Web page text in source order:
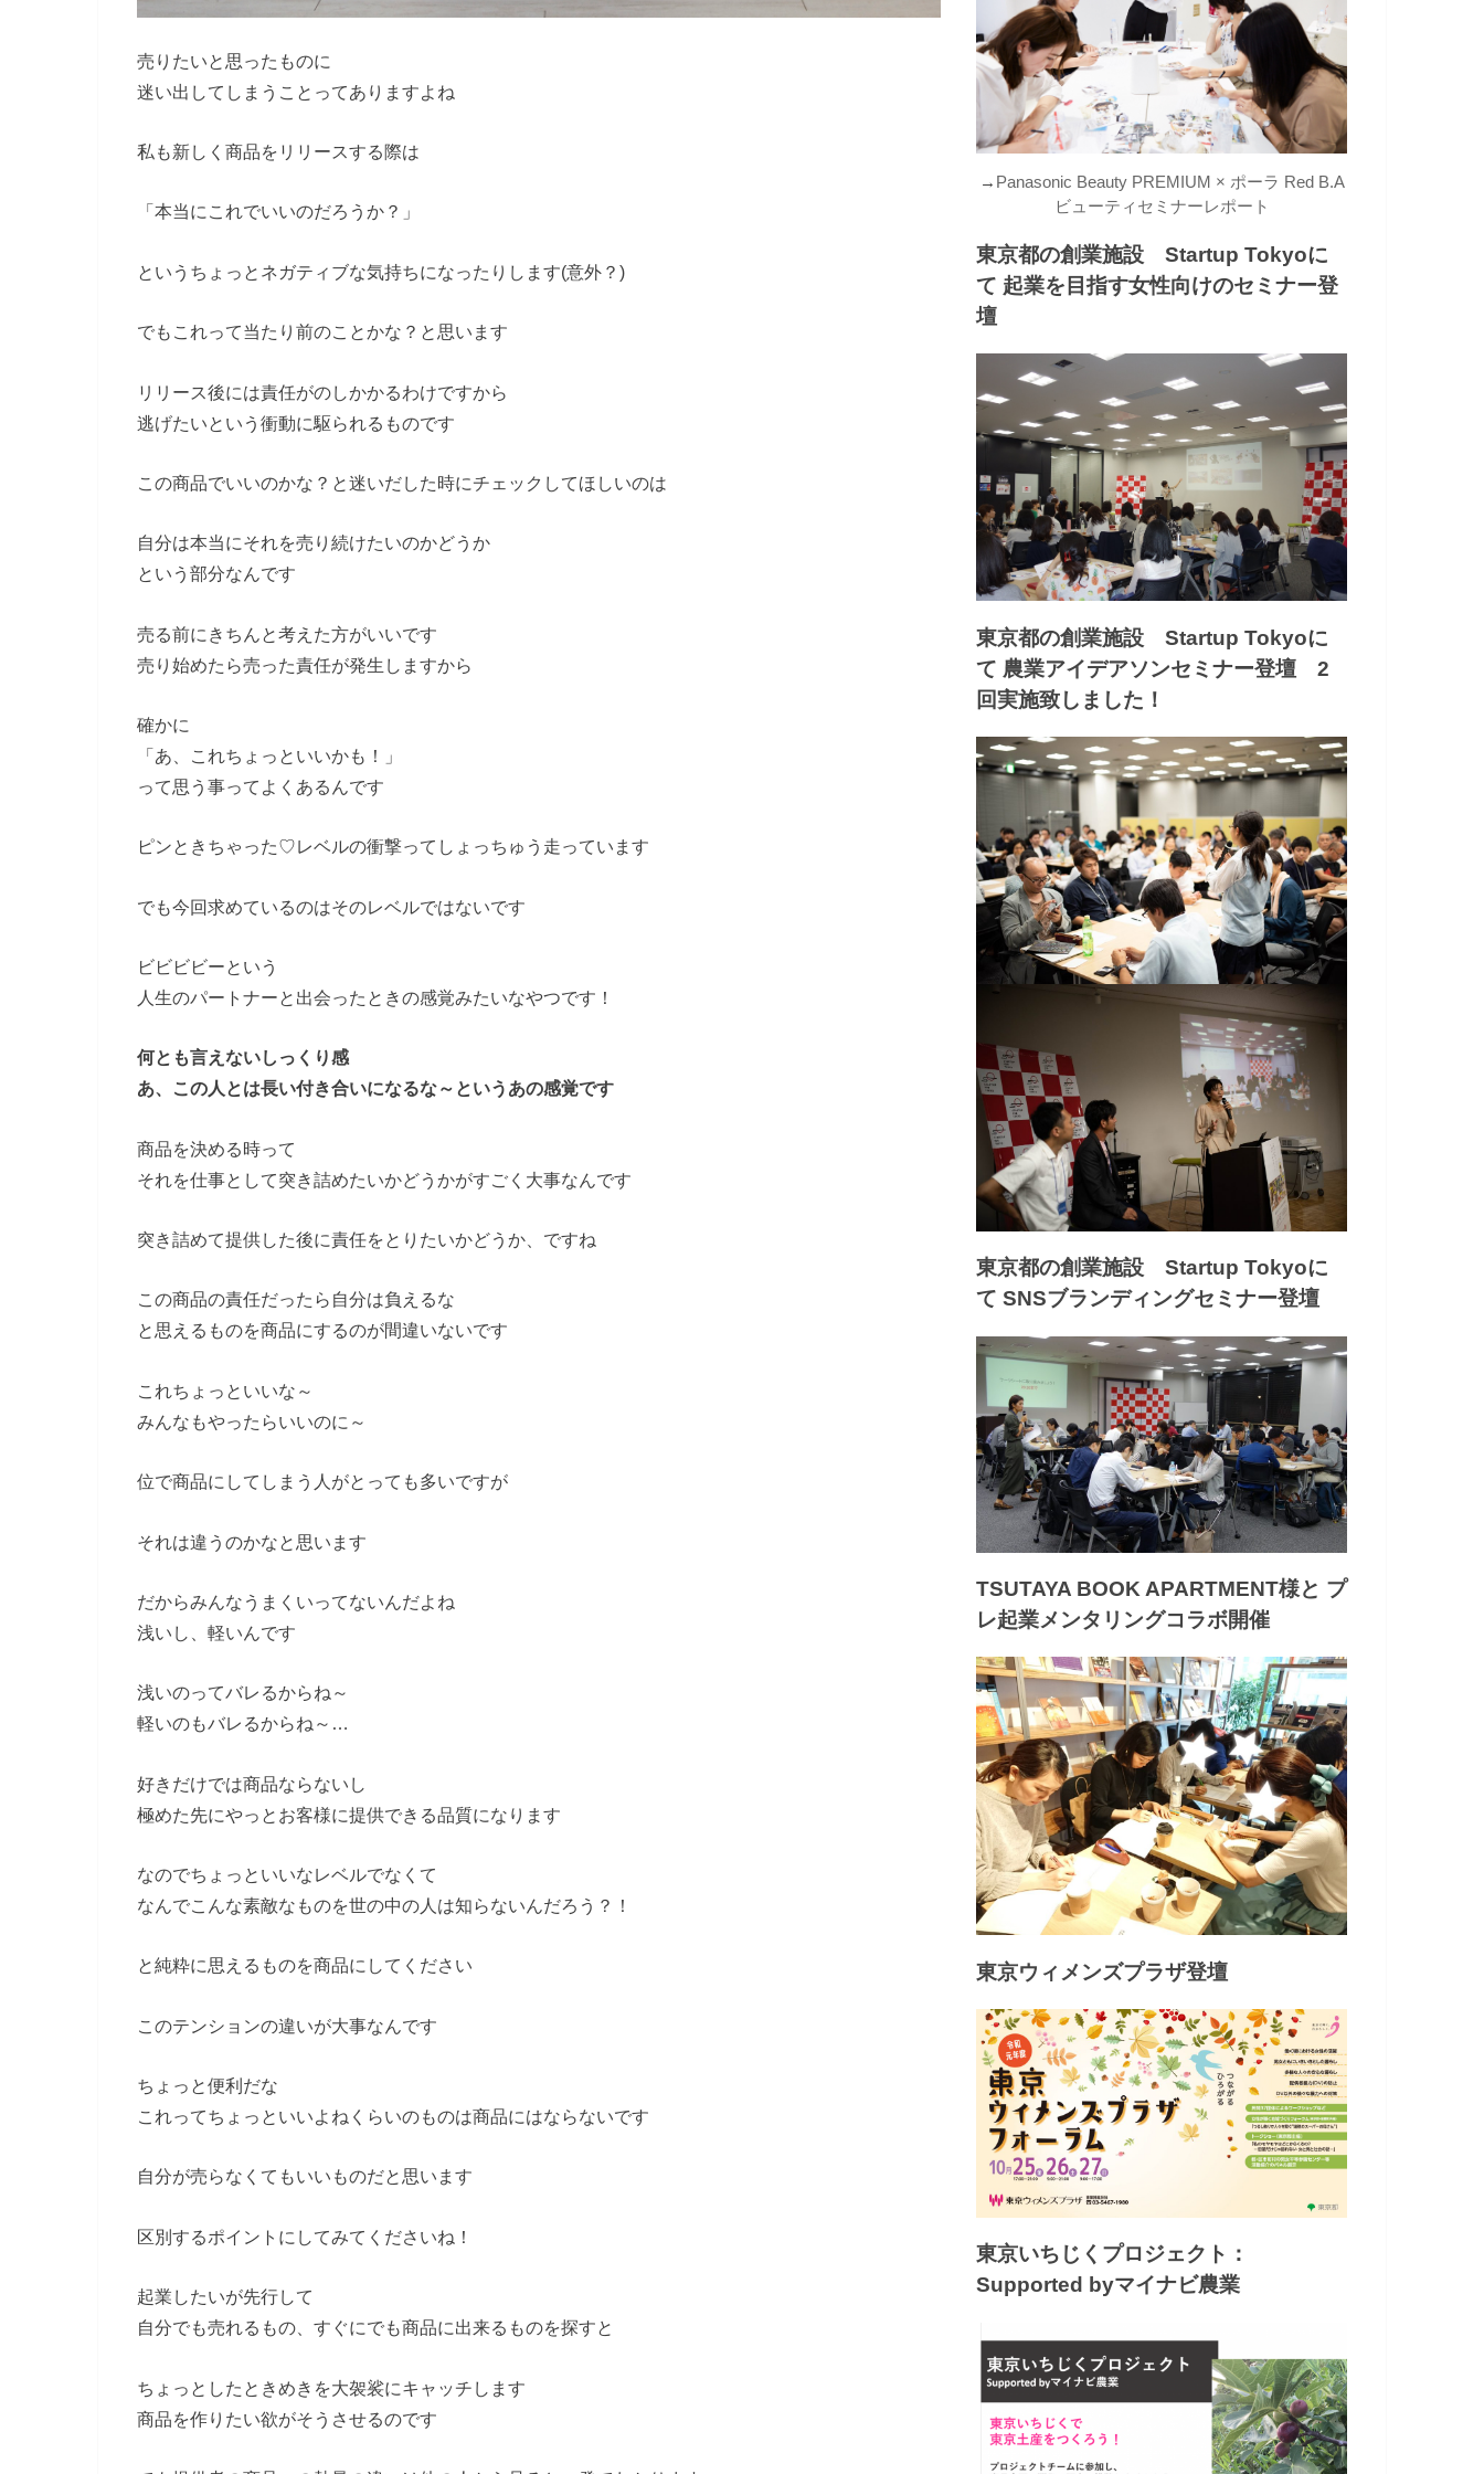
売りたいと思ったものに
迷い出してしまうことってありますよね
私も新しく商品をリリースする際は
「本当にこれでいいのだろうか？」
というちょっとネガティブな気持ちになったりします(意外？)
でもこれって当たり前のことかな？と思います
リリース後には責任がのしかかるわけですから
逃げたいという衝動に駆られるものです
この商品でいいのかな？と迷いだした時にチェックしてほしいのは
自分は本当にそれを売り続けたいのかどうか
という部分なんです
売る前にきちんと考えた方がいいです
売り始めたら売った責任が発生しますから
確かに
「あ、これちょっといいかも！」
って思う事ってよくあるんです
ピンときちゃった♡レベルの衝撃ってしょっちゅう走っています
でも今回求めているのはそのレベルではないです
ビビビビーという
人生のパートナーと出会ったときの感覚みたいなやつです！
何とも言えないしっくり感
あ、この人とは長い付き合いになるな～というあの感覚です
商品を決める時って
それを仕事として突き詰めたいかどうかがすごく大事なんです
突き詰めて提供した後に責任をとりたいかどうか、ですね
この商品の責任だったら自分は負えるな
と思えるものを商品にするのが間違いないです
これちょっといいな～
みんなもやったらいいのに～
位で商品にしてしまう人がとっても多いですが
それは違うのかなと思います
だからみんなうまくいってないんだよね
浅いし、軽いんです
浅いのってバレるからね～
軽いのもバレるからね～…
好きだけでは商品ならないし
極めた先にやっとお客様に提供できる品質になります
なのでちょっといいなレベルでなくて
なんでこんな素敵なものを世の中の人は知らないんだろう？！
と純粋に思えるものを商品にしてください
このテンションの違いが大事なんです
ちょっと便利だな
これってちょっといいよねくらいのものは商品にはならないです
自分が売らなくてもいいものだと思います
区別するポイントにしてみてくださいね！
起業したいが先行して
自分でも売れるもの、すぐにでも商品に出来るものを探すと
ちょっとしたときめきを大袈裟にキャッチします
商品を作りたい欲がそうさせるのです
→ Panasonic Beauty PREMIUM × ポーラ Red B.A
ビューティセミナーレポート
東京都の創業施設 Startup Tokyoに
て 起業を目指す女性向けのセミナー登
壇
東京都の創業施設 Startup Tokyoに
て 農業アイデアソンセミナー登壇 2
回実施致しました！
東京都の創業施設 Startup Tokyoに
て SNSブランディングセミナー登壇
TSUTAYA BOOK APARTMENT様と プ
レ起業メンタリングコラボ開催
東京ウィメンズプラザ登壇
東京いちじくプロジェクト：
Supported byマイナビ農業